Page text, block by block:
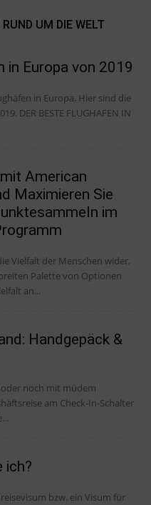
UM DIE WELT
in Europa von 2019
in Europa. Hier sind die
DER BESTE FLUGHAFEN IN
American
Maximieren Sie
im
Vielfalt der Menschen wider,
Palette von Optionen
an...
Handgepäck &
noch mit müdem
am Check-In-Schalter
ich?
bzw. ein Visum für